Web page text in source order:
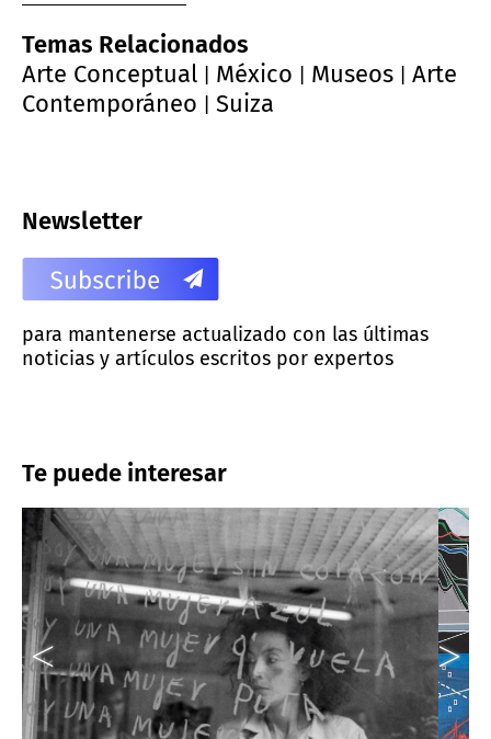
Temas Relacionados
Arte Conceptual
México Museos
Arte
Contemporáneo
Suiza
Newsletter
para mantenerse actualizado con las últimas
noticias y artículos escritos por expertos
Te puede interesar